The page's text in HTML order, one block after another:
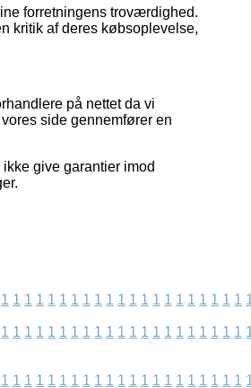
forretningens troværdighed.
kritik af deres købsoplevelse,
på nettet da vi
side gennemfører en
give garantier imod
1 1 1 1 1 1 1 1 1 1 1 1 1 1 1 1 1 1 1 1 1
1 1 1 1 1 1 1 1 1 1 1 1 1 1 1 1 1 1 1 1 1
1 1 1 1 1 1 1 1 1 1 1 1 1 1 1 1 1 1 1 1 1